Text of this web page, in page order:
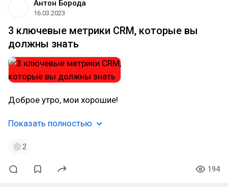
Антон Борода
16.03.2023
3 ключевые метрики CRM, которые вы
должны знать
Доброе утро, мои хорошие!
Показать полностью
2
194